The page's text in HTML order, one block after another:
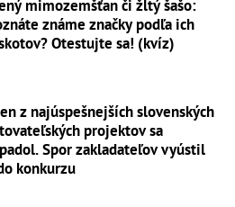
mimozemšťan či žltý šašo:
známe značky podľa ich
Otestujte sa! (kvíz)
z najúspešnejších slovenských
projektov sa
Spor zakladateľov vyústil
konkurzu